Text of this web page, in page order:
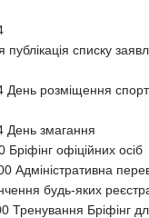
списку
День розміщення
День змагання
офіційних осіб
Адміністративна
будь-яких
Тренування Бріфінг